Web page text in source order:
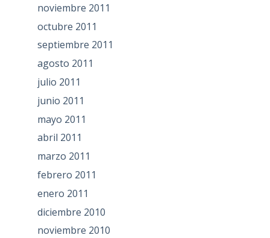
noviembre 2011
octubre 2011
septiembre 2011
agosto 2011
julio 2011
junio 2011
mayo 2011
abril 2011
marzo 2011
febrero 2011
enero 2011
diciembre 2010
noviembre 2010